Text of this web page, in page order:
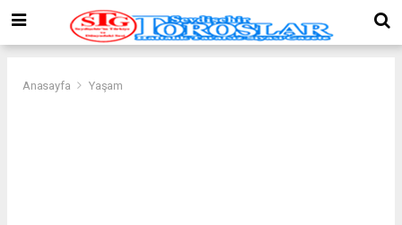
Anasayfa Yaşam